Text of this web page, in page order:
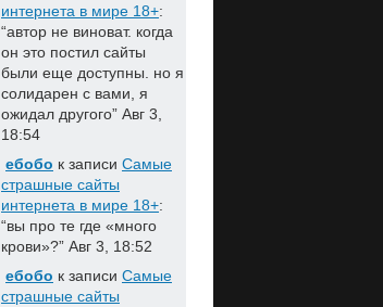
интернета в мире 18+:
“автор не виноват. когда
он это постил сайты
были еще доступны. но я
солидарен с вами, я
ожидал другого” Авг 3,
18:54
ебобо к записи Самые
страшные сайты
интернета в мире 18+:
“вы про те где «много
крови»?” Авг 3, 18:52
ебобо к записи Самые
страшные сайты